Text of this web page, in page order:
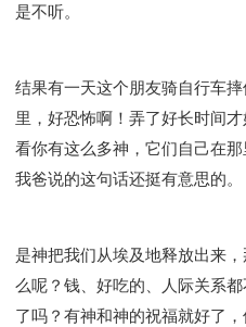
是不听。
结果有一天这个朋友骑自行车
里，好恐怖啊！弄了好长时间
看你有这么多神，它们自己在
我爸说的这句话还挺有意思的。
是神把我们从埃及地释放出来
么呢？钱、好吃的、人际关系
了吗？有神和神的祝福就好了